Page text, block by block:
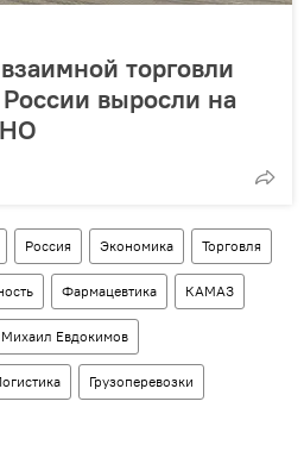
торговли
выросли на
Россия Экономика Торговля
Фармацевтика КАМАЗ
Евдокимов
Грузоперевозки